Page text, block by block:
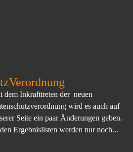
dem Inkrafttreten der neuen
wird es auch auf
Seite ein paar Änderungen geben.
Ergebnislisten werden nur noch...